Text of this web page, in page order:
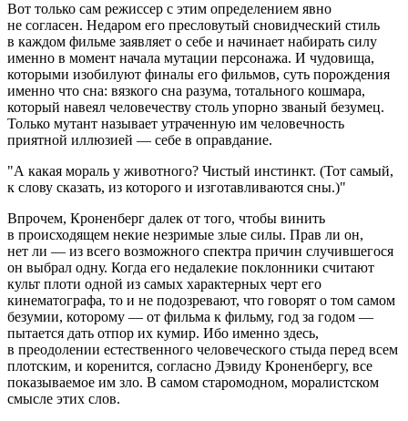
Вот только сам режиссер с этим определением явно
не согласен. Недаром его пресловутый сновидческий стиль
в каждом фильме заявляет о себе и начинает набирать силу
именно в момент начала мутации персонажа. И чудовища,
которыми изобилуют финалы его фильмов, суть порождения
именно что сна: вязкого сна разума, тотального кошмара,
который навеял человечеству столь упорно званый безумец.
Только мутант называет утраченную им человечность
приятной иллюзией — себе в оправдание.
А какая мораль у животного? Чистый инстинкт. (Тот самый,
к слову сказать, из которого и изготавливаются сны.)
Впрочем, Кроненберг далек от того, чтобы винить
в происходящем некие незримые злые силы. Прав ли он,
нет ли — из всего возможного спектра причин случившегося
он выбрал одну. Когда его недалекие поклонники считают
культ плоти одной из самых характерных черт его
кинематографа, то и не подозревают, что говорят о том самом
безумии, которому — от фильма к фильму, год за годом —
пытается дать отпор их кумир. Ибо именно здесь,
в преодолении естественного человеческого стыда перед всем
плотским, и коренится, согласно Дэвиду Кроненбергу, все
показываемое им зло. В самом старомодном, моралистском
смысле этих слов.